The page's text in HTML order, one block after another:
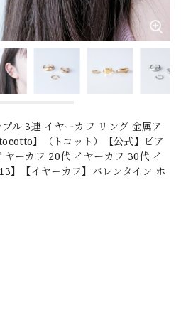
ル 3連 イヤーカフ リング 金属ア
】（トコット）【公式】ピア
ヤーカフ 20代 イヤーカフ 30代 イ
】【イヤーカフ】バレンタイン ホ